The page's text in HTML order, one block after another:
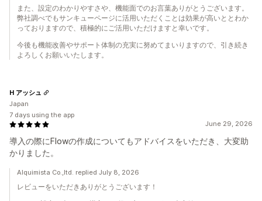
また、設定のわかりやすさや、機能面でのお言葉ありがとうございます。
弊社調べでもサンキューページに活用いただくことは効果が高いととわか
っておりますので、積極的にご活用いただけますと幸いです。
今後も機能改善やサポート体制の充実に努めてまいりますので、引き続き
よろしくお願いいたします。
June 29, 2026
導入の際にFlowの作成についてもアドバイスをいただき、大変助
かりました。
H アッシュ
Japan
7 days using the app
Alquimista Co.,ltd. replied July 8, 2026
レビューをいただきありがとうございます！